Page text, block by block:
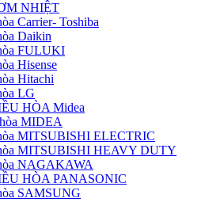
NHIỆT
Carrier- Toshiba
Daikin
FULUKI
Hisense
Hitachi
LG
HÒA Midea
MIDEA
MITSUBISHI ELECTRIC
MITSUBISHI HEAVY DUTY
NAGAKAWA
HÒA PANASONIC
SAMSUNG